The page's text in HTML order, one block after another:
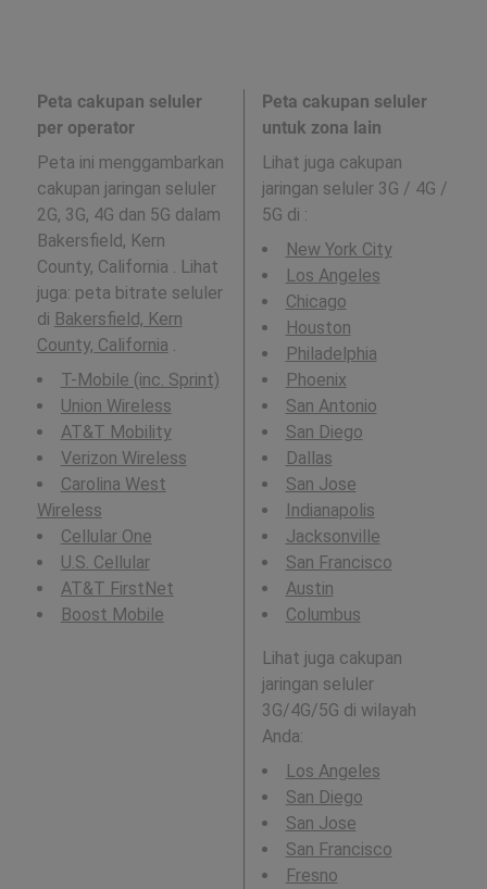
Peta cakupan seluler
per operator
Peta ini menggambarkan
cakupan jaringan seluler
2G, 3G, 4G dan 5G dalam
Bakersfield, Kern
County, California . Lihat
juga: peta bitrate seluler
di Bakersfield, Kern
County, California .
T-Mobile (inc. Sprint)
Union Wireless
AT&T Mobility
Verizon Wireless
Carolina West
Wireless
Cellular One
U.S. Cellular
AT&T FirstNet
Boost Mobile
Peta cakupan seluler
untuk zona lain
Lihat juga cakupan
jaringan seluler 3G / 4G /
5G di :
New York City
Los Angeles
Chicago
Houston
Philadelphia
Phoenix
San Antonio
San Diego
Dallas
San Jose
Indianapolis
Jacksonville
San Francisco
Austin
Columbus
Lihat juga cakupan
jaringan seluler
3G/4G/5G di wilayah
Anda:
Los Angeles
San Diego
San Jose
San Francisco
Fresno